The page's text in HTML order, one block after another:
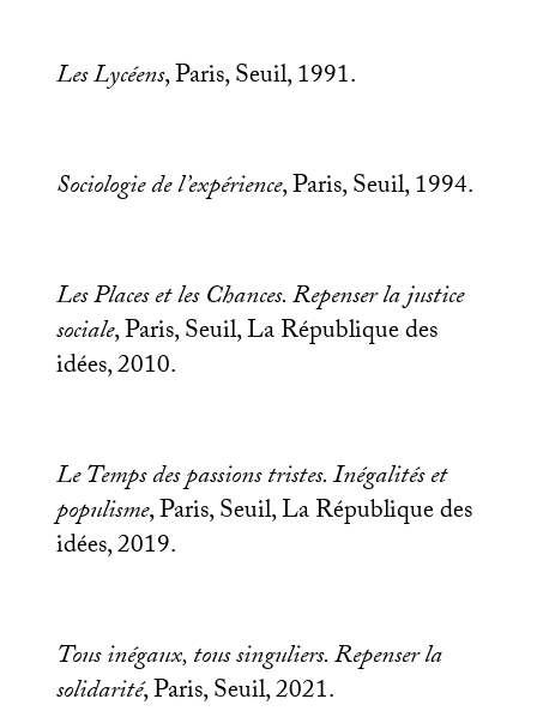
Les Lycéens, Paris, Seuil, 1991.
Sociologie de l’expérience, Paris, Seuil, 1994.
Les Places et les Chances. Repenser la justice
sociale, Paris, Seuil, La République des
idées, 2010.
Le Temps des passions tristes. Inégalités et
populisme, Paris, Seuil, La République des
idées, 2019.
Tous inégaux, tous singuliers. Repenser la
solidarité, Paris, Seuil, 2021.